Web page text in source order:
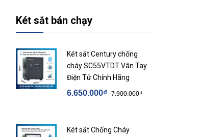
Két sắt bán chạy
Két sắt Century chống
cháy SC55VTDT Vân Tay
Điện Tử Chính Hãng
6.650.000₫ 7.900.000₫
Két sắt Chống Cháy